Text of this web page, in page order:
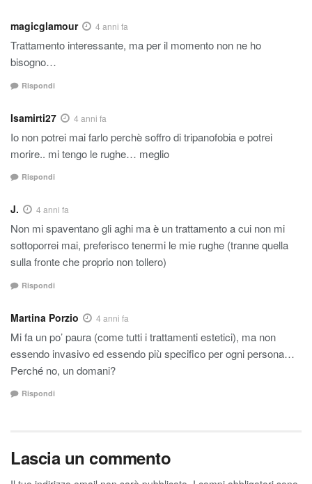
magicglamour 4 anni fa
Trattamento interessante, ma per il momento non ne ho
bisogno…
Rispondi
Isamirti27 4 anni fa
Io non potrei mai farlo perchè soffro di tripanofobia e potrei
morire.. mi tengo le rughe… meglio
Rispondi
J. 4 anni fa
Non mi spaventano gli aghi ma è un trattamento a cui non mi
sottoporrei mai, preferisco tenermi le mie rughe (tranne quella
sulla fronte che proprio non tollero)
Rispondi
Martina Porzio 4 anni fa
Mi fa un po’ paura (come tutti i trattamenti estetici), ma non
essendo invasivo ed essendo più specifico per ogni persona…
Perché no, un domani?
Rispondi
Lascia un commento